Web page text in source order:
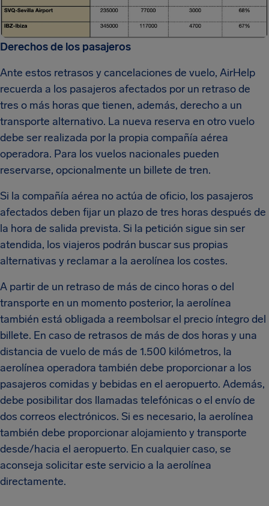
Derechos de los pasajeros
Ante estos retrasos y cancelaciones de vuelo, AirHelp
recuerda a los pasajeros afectados por un retraso de
tres o más horas que tienen, además, derecho a un
transporte alternativo. La nueva reserva en otro vuelo
debe ser realizada por la propia compañía aérea
operadora. Para los vuelos nacionales pueden
reservarse, opcionalmente un billete de tren.
Si la compañía aérea no actúa de oficio, los pasajeros
afectados deben fijar un plazo de tres horas después de
la hora de salida prevista. Si la petición sigue sin ser
atendida, los viajeros podrán buscar sus propias
alternativas y reclamar a la aerolínea los costes.
A partir de un retraso de más de cinco horas o del
transporte en un momento posterior, la aerolínea
también está obligada a reembolsar el precio íntegro del
billete. En caso de retrasos de más de dos horas y una
distancia de vuelo de más de 1.500 kilómetros, la
aerolínea operadora también debe proporcionar a los
pasajeros comidas y bebidas en el aeropuerto. Además,
debe posibilitar dos llamadas telefónicas o el envío de
dos correos electrónicos. Si es necesario, la aerolínea
también debe proporcionar alojamiento y transporte
desde/hacia el aeropuerto. En cualquier caso, se
aconseja solicitar este servicio a la aerolínea
directamente.